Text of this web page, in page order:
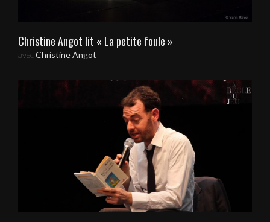
Christine Angot lit « La petite foule »
avec Christine Angot